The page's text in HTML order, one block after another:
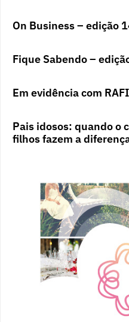
On Business – edição
Fique Sabendo –
Em evidência com
Pais idosos: quando o
filhos fazem a